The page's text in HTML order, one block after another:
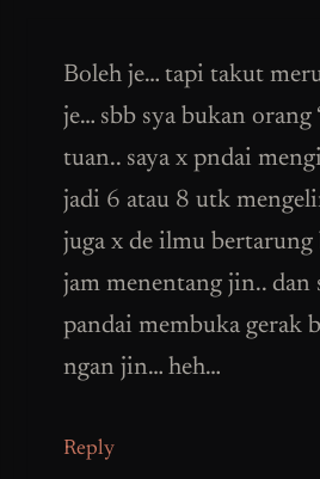
Boleh je… tapi takut
je… sbb sya bukan orang
tuan.. saya x pndai
jadi 6 atau 8 utk
juga x de ilmu bertarung
jam menentang jin.. dan
pandai membuka gerak
ngan jin… heh…
Reply